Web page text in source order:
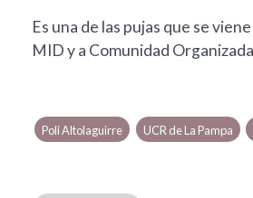
Es una de las pujas que se
MID y a Comunidad
Poli Altolaguirre UCR de La Pampa